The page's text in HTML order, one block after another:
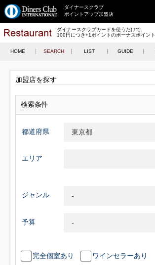
ダイナースクラブ
ポイントアップ加盟店
ダイナースクラブカードを使うだけで、
100円につき+1ポイントのボーナスポイント
HOME SEARCH LIST GUIDE
加盟店を探す
検索条件
都道府県
エリア
ジャンル
予算
完全個室あり ワインセラーあり